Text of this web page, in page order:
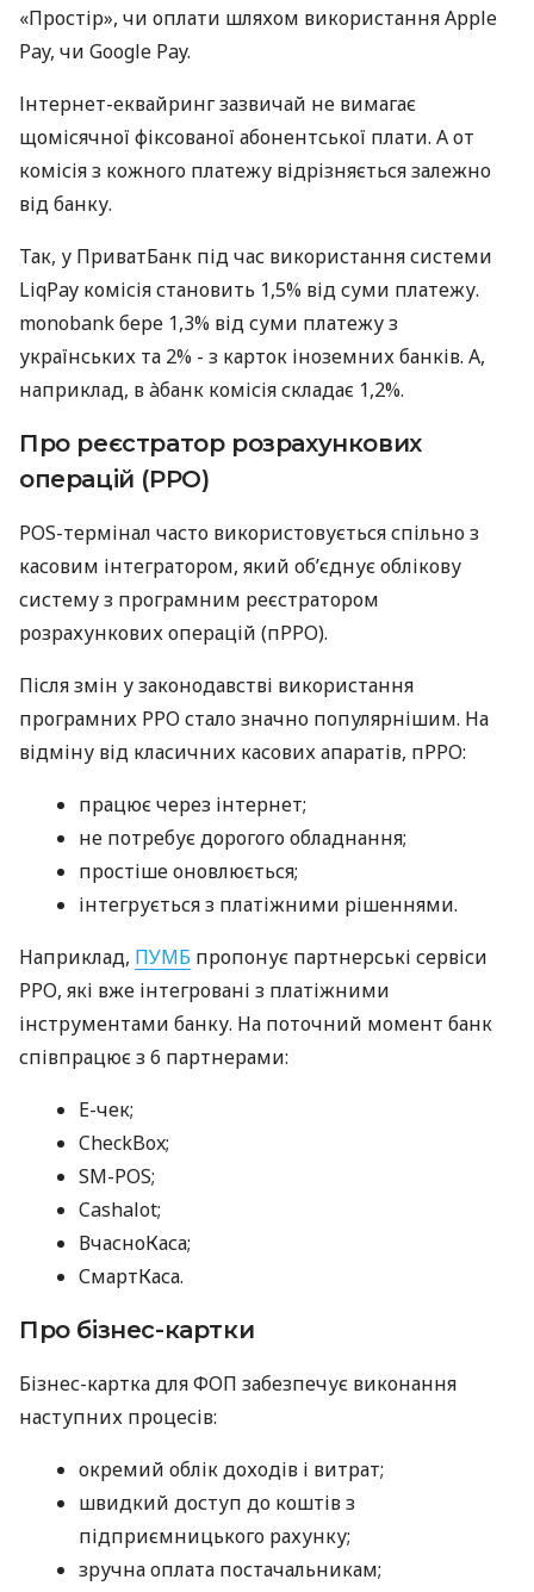
«Простір», чи оплати шляхом використання Apple
Pay, чи Google Pay.
Інтернет-еквайринг зазвичай не вимагає
щомісячної фіксованої абонентської плати. А от
комісія з кожного платежу відрізняється залежно
від банку.
Так, у ПриватБанк під час використання системи
LiqPay комісія становить 1,5% від суми платежу.
monobank бере 1,3% від суми платежу з
українських та 2% - з карток іноземних банків. А,
наприклад, в àбанк комісія складає 1,2%.
Про реєстратор розрахункових
операцій (РРО)
POS-термінал часто використовується спільно з
касовим інтегратором, який об’єднує облікову
систему з програмним реєстратором
розрахункових операцій (пРРО).
Після змін у законодавстві використання
програмних РРО стало значно популярнішим. На
відміну від класичних касових апаратів, пРРО:
працює через інтернет;
не потребує дорогого обладнання;
простіше оновлюється;
інтегрується з платіжними рішеннями.
Наприклад, ПУМБ пропонує партнерські сервіси
РРО, які вже інтегровані з платіжними
інструментами банку. На поточний момент банк
співпрацює з 6 партнерами:
E-чек;
CheckBox;
SM-POS;
Cashalot;
ВчасноКаса;
СмартКаса.
Про бізнес-картки
Бізнес-картка для ФОП забезпечує виконання
наступних процесів:
окремий облік доходів і витрат;
швидкий доступ до коштів з
підприємницького рахунку;
зручна оплата постачальникам;